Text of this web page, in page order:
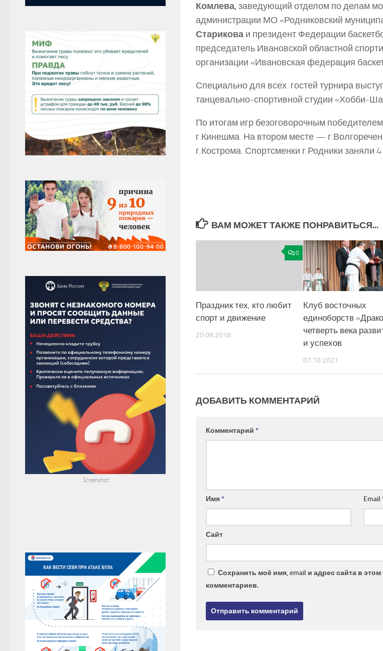
Комлева,заведующий отделом по делам
администрации МО «Родниковский
Старикова и президент Федерации
председатель Ивановской областной
организации «Ивановская федерация
Специально для всех гостей турнира
танцевально-спортивной студии «Хобби-
По итогам игр безоговорочным
г.Кинешма. На втором месте —
г.Кострома. Спортсменки г.Родники заняли
ВАМ МОЖЕТ ТАКЖЕ ПОНРАВИТЬСЯ...
0
Праздник тех, кто любит
спорт и движение
20.08.2018
Клуб восточных
единоборств
четверть века
и успехов
07.10.2021
ДОБАВИТЬ КОММЕНТАРИЙ
Комментарий *
Имя* Email
Сайт
Сохранить моё имя, email и адрес сайта в
комментариев.
Screenshot